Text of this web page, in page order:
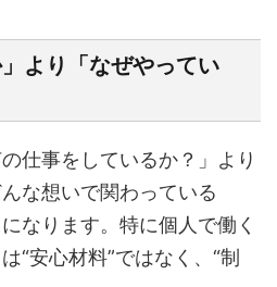
」より「なぜやってい
仕事をしているか？」より
な想いで関わっている
なります。特に個人で働く
“安心材料”ではなく、“制